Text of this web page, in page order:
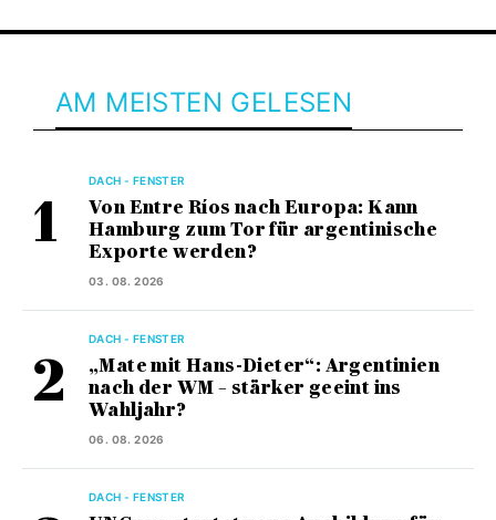
AM MEISTEN GELESEN
DACH - FENSTER
Von Entre Ríos nach Europa: Kann
Hamburg zum Tor für argentinische
Exporte werden?
03. 08. 2026
DACH - FENSTER
„Mate mit Hans-Dieter“: Argentinien
nach der WM – stärker geeint ins
Wahljahr?
06. 08. 2026
DACH - FENSTER